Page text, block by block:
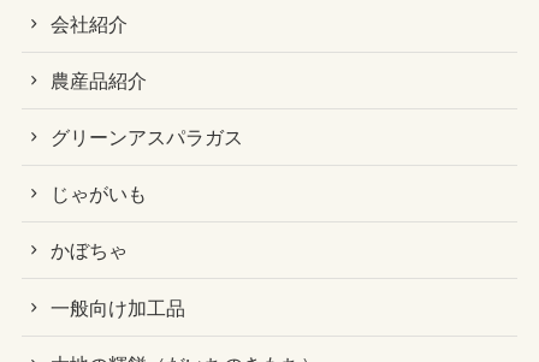
会社紹介
農産品紹介
グリーンアスパラガス
じゃがいも
かぼちゃ
一般向け加工品